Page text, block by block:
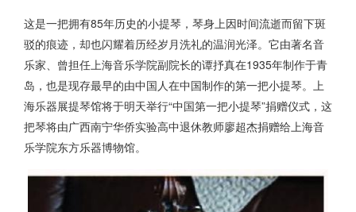
这是一把拥有85年历史的小提琴，琴身上因时间流逝而留下斑
驳的痕迹，却也闪耀着历经岁月洗礼的温润光泽。它由著名音
乐家、曾担任上海音乐学院副院长的谭抒真在1935年制作于青
岛，也是现存最早的由中国人在中国制作的第一把小提琴。上
海乐器展提琴馆将于明天举行“中国第一把小提琴”捐赠仪式，这
把琴将由广西南宁华侨实验高中退休教师廖超杰捐赠给上海音
乐学院东方乐器博物馆。